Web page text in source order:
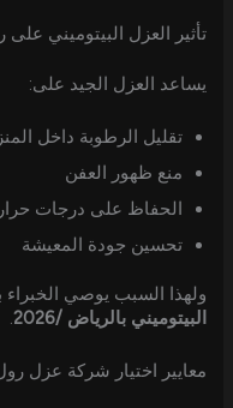
تأثير العزل البيتوميني
يساعد العزل الجيد على:
تقليل الرطوبة داخل
منع ظهور العفن
الحفاظ على درجات
تحسين جودة المعيشة
ولهذا السبب يوصي الخبراء
البيتوميني بالرياض /2026
.
معايير اختيار شركة عزل